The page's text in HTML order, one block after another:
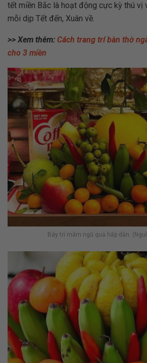
tết miền Bắc là hoạt động cực kỳ thú vị
mỗi dịp Tết đến, Xuân về.
>> Xem thêm: Cách trang trí bàn thờ
cho 3 miền
Bày trí mâm ngũ quả hấp dẫn.